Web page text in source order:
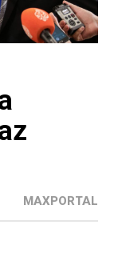
MAXPORTAL